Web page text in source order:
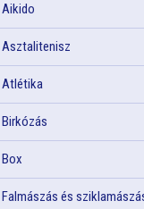
Aikido
Asztalitenisz
Atlétika
Birkózás
Box
Falmászás és